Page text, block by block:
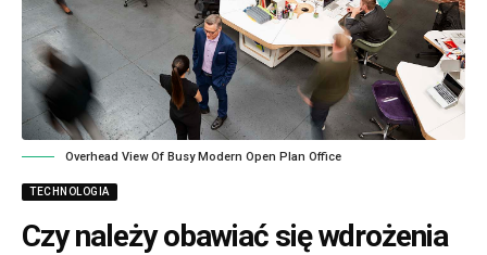
Overhead View Of Busy Modern Open Plan Office
TECHNOLOGIA
Czy należy obawiać się wdrożenia